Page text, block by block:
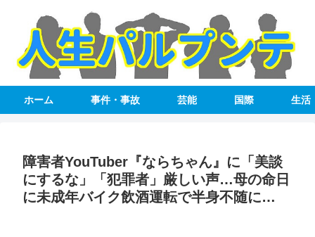
ホーム 事件・事故 芸能 国際 生活
障害者YouTuber『ならちゃん』に「美談
にするな」「犯罪者」厳しい声…母の命日
に未成年バイク飲酒運転で半身不随に…